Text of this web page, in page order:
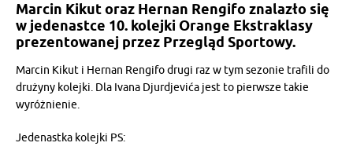
Marcin Kikut oraz Hernan Rengifo znalazło się
w jedenastce 10. kolejki Orange Ekstraklasy
prezentowanej przez Przegląd Sportowy.
Marcin Kikut i Hernan Rengifo drugi raz w tym sezonie trafili do
drużyny kolejki. Dla Ivana Djurdjevića jest to pierwsze takie
wyróżnienie.
Jedenastka kolejki PS: